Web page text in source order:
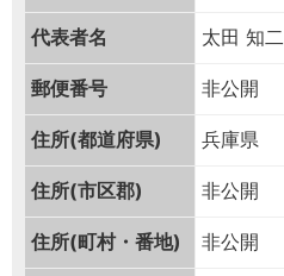
代表者名 太田 知二
郵便番号 非公開
住所(都道府県) 兵庫県
住所(市区郡) 非公開
住所(町村・番地) 非公開